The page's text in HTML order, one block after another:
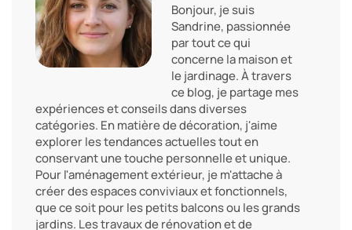
Bonjour, je suis
Sandrine, passionnée
par tout ce qui
concerne la maison et
le jardinage. À travers
ce blog, je partage mes
expériences et conseils dans diverses
catégories. En matière de décoration, j'aime
explorer les tendances actuelles tout en
conservant une touche personnelle et unique.
Pour l'aménagement extérieur, je m'attache à
créer des espaces conviviaux et fonctionnels,
que ce soit pour les petits balcons ou les grands
jardins. Les travaux de rénovation et de